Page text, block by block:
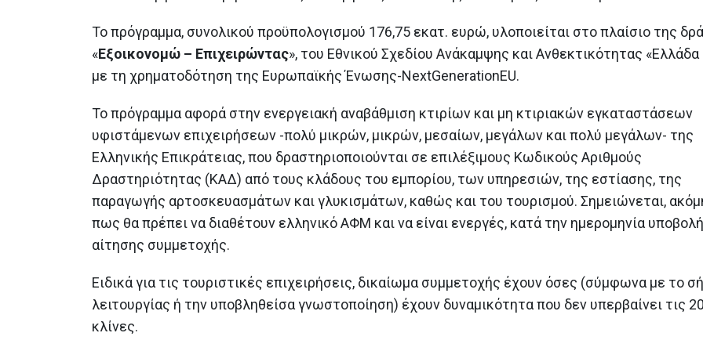
Το πρόγραμμα, συνολικού προϋπολογισμού 176,75 εκατ. ευρώ, υλοποιείται στο πλαίσιο της
«Εξοικονομώ – Επιχειρώντας», του Εθνικού Σχεδίου Ανάκαμψης και Ανθεκτικότητας «Ελλάδα
με τη χρηματοδότηση της Ευρωπαϊκής Ένωσης-NextGenerationEU.
Το πρόγραμμα αφορά στην ενεργειακή αναβάθμιση κτιρίων και μη κτιριακών εγκαταστάσεων
υφιστάμενων επιχειρήσεων -πολύ μικρών, μικρών, μεσαίων, μεγάλων και πολύ μεγάλων- της
Ελληνικής Επικράτειας, που δραστηριοποιούνται σε επιλέξιμους Κωδικούς Αριθμούς
Δραστηριότητας (ΚΑΔ) από τους κλάδους του εμπορίου, των υπηρεσιών, της εστίασης, της
παραγωγής αρτοσκευασμάτων και γλυκισμάτων, καθώς και του τουρισμού. Σημειώνεται,
πως θα πρέπει να διαθέτουν ελληνικό ΑΦΜ και να είναι ενεργές, κατά την ημερομηνία
αίτησης συμμετοχής.
Ειδικά για τις τουριστικές επιχειρήσεις, δικαίωμα συμμετοχής έχουν όσες (σύμφωνα με το
λειτουργίας ή την υποβληθείσα γνωστοποίηση) έχουν δυναμικότητα που δεν υπερβαίνει τις
κλίνες.
ιστορικών και αρχαιολογικών
22 Ιουνίου 2026
Η 31η Μαΐου καταληκτική
ημερομηνία υπαγωγής στο «Σπίτι
27 Μαΐου 2026
Η Ελλάδα υπέβαλε διπλό αίτημα
εκταμίευσης πόρων 1,63 δις
ευρώ από το Ταμείο Ανάκαμψης
και Ανθεκτικότητας
26 Μαΐου 2026
προλάβουν να
δύναται να συμβασιοποιηθούν έως 31
Αυγούστου 2026, με πόρους της Ελληνικής
Αναπτυξιακής Τράπεζας
11 Μαΐου 2026
Υποβλήθηκε στην Ευρωπαϊκή
Επιτροπή η πρόταση
αναθεώρησης του Εθνικού
Σχεδίου Ανάκαμψης και Ανθεκτικότητας
8 Μαΐου 2026
Καταληκτική ημερομηνία για τη
27 Απριλίου 2026
22 Ιουνίου 2026
ημερομηνία
27 Μαΐου 2026
Η Ελλάδα υπέβαλε
εκταμίευσης πόρων
ευρώ από το Ταμείο
και Ανθεκτικότητας
26 Μαΐου 2026